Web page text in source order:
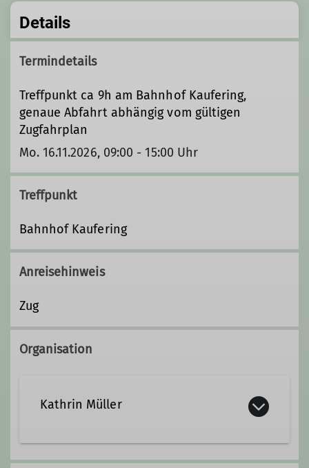
Details
Termindetails
Treffpunkt ca 9h am Bahnhof Kaufering,
genaue Abfahrt abhängig vom gültigen
Zugfahrplan
Mo. 16.11.2026, 09:00 - 15:00 Uhr
Treffpunkt
Bahnhof Kaufering
Anreisehinweis
Zug
Organisation
Kathrin Müller
0152-[]01725538